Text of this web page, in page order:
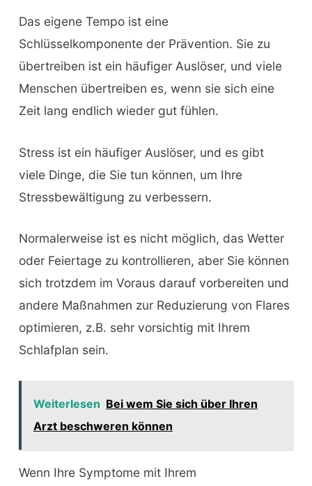
Das eigene Tempo ist eine
Schlüsselkomponente der Prävention. Sie zu
übertreiben ist ein häufiger Auslöser, und viele
Menschen übertreiben es, wenn sie sich eine
Zeit lang endlich wieder gut fühlen.
Stress ist ein häufiger Auslöser, und es gibt
viele Dinge, die Sie tun können, um Ihre
Stressbewältigung zu verbessern.
Normalerweise ist es nicht möglich, das Wetter
oder Feiertage zu kontrollieren, aber Sie können
sich trotzdem im Voraus darauf vorbereiten und
andere Maßnahmen zur Reduzierung von Flares
optimieren, z.B. sehr vorsichtig mit Ihrem
Schlafplan sein.
Weiterlesen Bei wem Sie sich über Ihren
Arzt beschweren können
Wenn Ihre Symptome mit Ihrem